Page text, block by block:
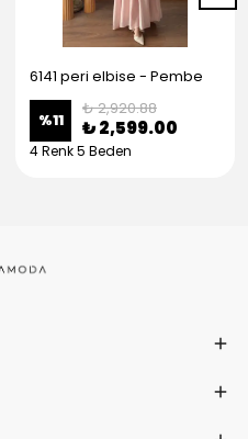
6141 peri elbise - Pembe
%11
₺ 2,920.88
₺ 2,599.00
4 Renk 5 Beden